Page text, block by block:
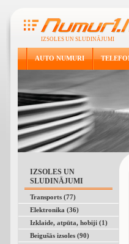
IZSOLES UN SLUDINĀJUMI
AUTO NUMURI
IZSOLES UN
SLUDINĀJUMI
Transports (77)
Elektronika (36)
Izklaide, atpūta, hobiji (1)
Beigušās izsoles (90)